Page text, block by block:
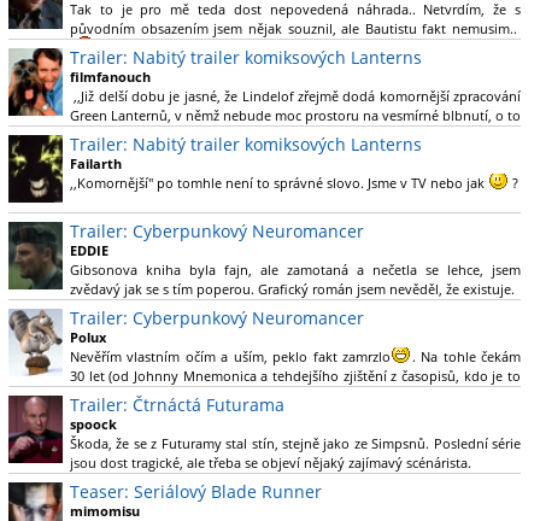
Tak to je pro mě teda dost nepovedená náhrada.. Netvrdím, že s
původním obsazením jsem nějak souznil, ale Bautistu fakt nemusim..
Trailer: Nabitý trailer komiksových Lanterns
filmfanouch
,,Již delší dobu je jasné, že Lindelof zřejmě dodá komornější zpracování
Green Lanternů, v němž nebude moc prostoru na vesmírné blbnutí, o to
více se ovšem bude moci nová adaptace odprostit třeba od filmového
Green Lanterna s Ryanem Reynoldsem.´´ Co je na tom
nesrozumitelného?
Trailer: Nabitý trailer komiksových Lanterns
Failarth
,,Komornější" po tomhle není to správné slovo. Jsme v TV nebo jak
?
Nebál bych se říct, že to vypadá skvěle jak po stránce kvantity materiálu,
tak i formou.
Výběr Ulricha Tomsena pro mě velké překvapení a velmi zajímavá volba
bravo.
Chandler je lepší a lepší s každou novou scénou.
Komiksy to mají ted´těžké, paradoxně tomu škodí to všechno kolem
(DC nebo MCU to je buřt) , ale nezasloužilo by si to zářez jen kvůli tomu.
Držím tomu palce.
Trailer: Cyberpunkový Neuromancer
EDDIE
Gibsonova kniha byla fajn, ale zamotaná a nečetla se lehce, jsem
zvědavý jak se s tím poperou. Grafický román jsem nevěděl, že existuje.
Trailer: Cyberpunkový Neuromancer
Polux
Nevěřím vlastním očím a uším, peklo fakt zamrzlo
. Na tohle čekám
30 let (od Johnny Mnemonica a tehdejšího zjištění z časopisů, kdo je to
Gibson a co je jeho debutová kniha zač), přičemž 25 let (od Matrixu,
který pojem cyberpunk dostal do povědomí i obyčejného diváka a
nikoliv fanouška žánru) marně doufám, že si po řadě "duchovních
nástupců", kteří přišli poté (Ghost In The Shell, Alita: Battle Angel,
Altered Carbon, Blade Runner 2049, Cyberpunk 2077, atd.), někdo
konečně vzpomene i na bibli cyberpunku, se kterou to všechno začalo.
Teď už nezbývá nic jiného než se tiše modlit a doufat, že to bude stát za
Trailer: Čtrnáctá Futurama
spoock
Škoda, že se z Futuramy stal stín, stejně jako ze Simpsnů. Poslední série
jsou dost tragické, ale třeba se objeví nějaký zajímavý scénárista.
Nedávno začala vycházet nová řada Ricka a Mortyho a já z úžasem zjistil,
že se na to dá opět koukat.
Teaser: Seriálový Blade Runner
mimomisu